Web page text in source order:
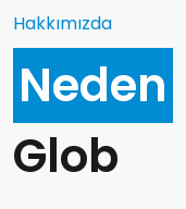
Hakkımızda
Neden
Glob